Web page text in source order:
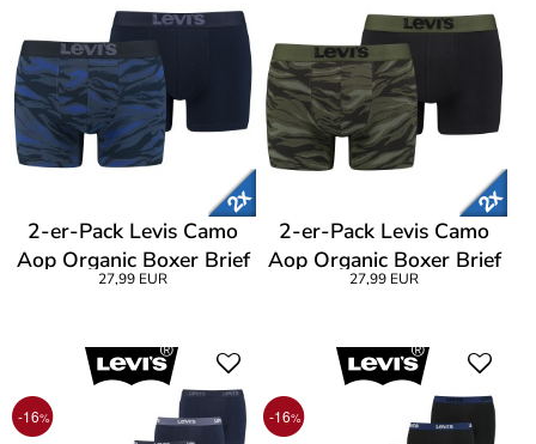
2-er-Pack Levis Camo
Aop Organic Boxer Brief
27,99 EUR
2-er-Pack Levis Camo
Aop Organic Boxer Brief
27,99 EUR
-16% -16%